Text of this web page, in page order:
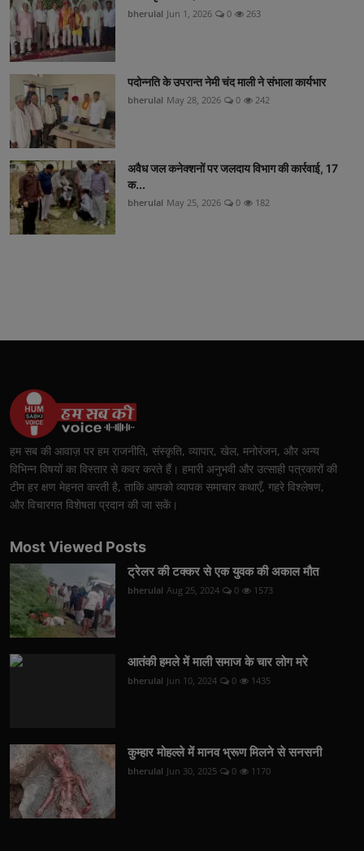
bherulal Jun 1, 2026 0 263
पदोन्नति के उपरान्त नेमी चंद माली ने संभाला कार्यभार
bherulal May 28, 2026 0 242
अवैध जल कनेक्शनों पर जलदाय विभाग की कार्रवाई, 17
क...
bherulal May 25, 2026 0 182
हम सब की आवाज़ पर हम राजनीति, संस्कृति, व्यापार, खेल, मनोरंजन, और अन्य
विभिन्न विषयों का विस्तार से कवर करते हैं। हमारी अनुभवी और उत्साही पत्रकारों की
टीम हर क्षण मेहनत करती है, ताकि आपको व्यापक समाचार कथाएँ, गहरे विश्लेषण,
और विचारगत विशेषता प्रदान की जा सकें।
Most Viewed Posts
ट्रेलर की टक्कर से एक युवक की अकाल मौत
bherulal Aug 25, 2024 0 1573
आतंकी हमले में माली समाज के चार लोग मरे
bherulal Jun 10, 2024 0 1435
कुम्हार मोहल्ले में मानव भ्रूण मिलने से सनसनी
bherulal Jun 30, 2025 0 1170